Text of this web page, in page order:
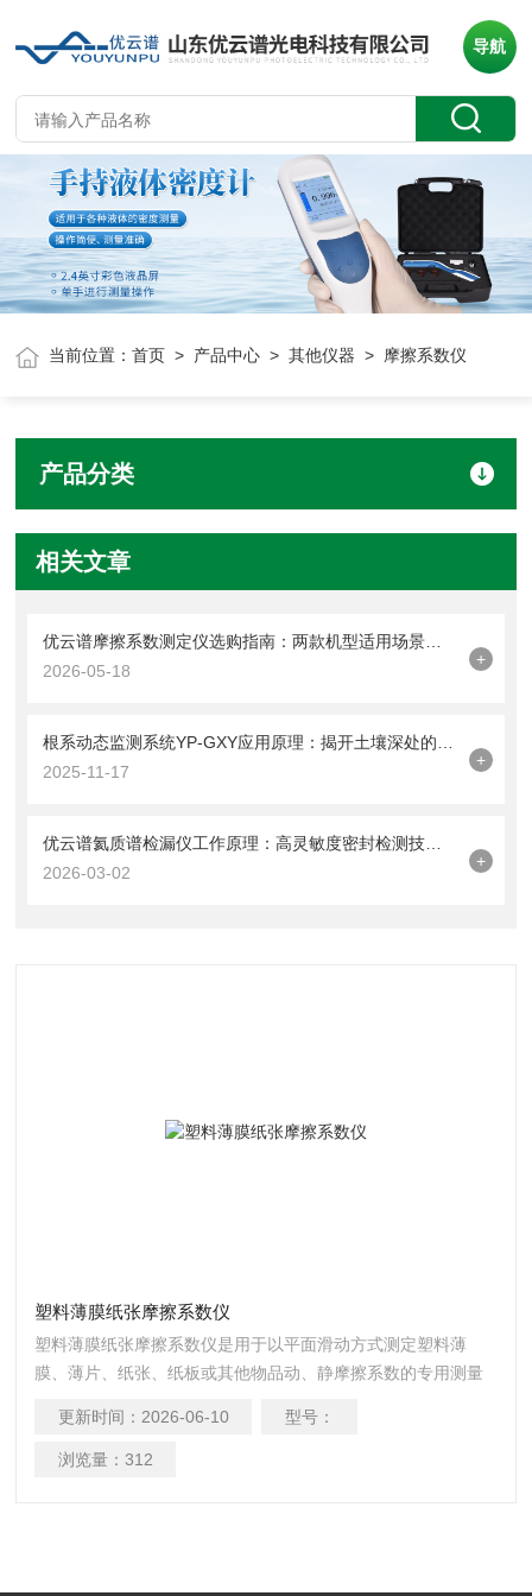
导航
当前位置：首页 > 产品中心 >其他仪器 > 摩擦系数仪
产品分类
相关文章
优云谱摩擦系数测定仪选购指南：两款机型适用场景与配置建议
2026-05-18
+
根系动态监测系统YP-GXY应用原理：揭开土壤深处的生命轨迹
2025-11-17
+
优云谱氦质谱检漏仪工作原理：高灵敏度密封检测技术解析
2026-03-02
+
塑料薄膜纸张摩擦系数仪
塑料薄膜纸张摩擦系数仪是用于以平面滑动方式测定塑料薄
膜、薄片、纸张、纸板或其他物品动、静摩擦系数的专用测量
表面的摩擦特性，为产品质量控制、工艺优化和研发提供关键
数据支持。
更新时间： 2026-06-10 型号：
浏览量： 312